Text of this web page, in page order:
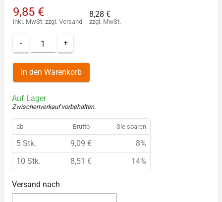
9,85 €
inkl. MwSt. zzgl. Versand
8,28 €
zzgl. MwSt.
- +
In den Warenkorb
Auf Lager
Zwischenverkauf vorbehalten.
ab Brutto Sie sparen
5 Stk. 9,09 €
8%
10 Stk.
8,51 € 14%
Versand nach